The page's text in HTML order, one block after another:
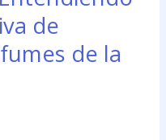
de
de la